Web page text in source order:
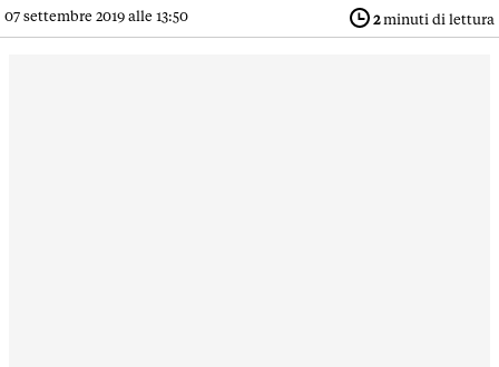
07 settembre 2019 alle 13:50 2minuti di lettura